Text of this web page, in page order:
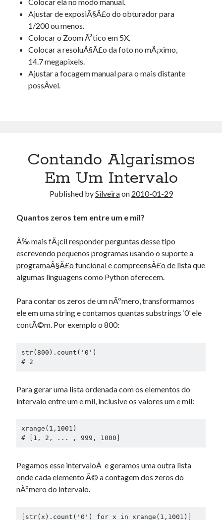
Ajustar de exposiÃ§Ã£o do obturador para
1/200 ou menos.
Colocar o Zoom Ã³tico em 5X.
Colocar a resoluÃ§Ã£o da foto no mÃ¡ximo,
14.7 megapixels.
Ajustar a focagem manual para o mais distante
possÃ­vel.
Contando Algarismos
Em Um Intervalo
Published bySilveiraon 2010-01-29
Quantos zeros tem entre um e mil?
Ã‰ mais fÃ¡cil responder perguntas desse tipo
escrevendo pequenos programas usando o suporte a
programaÃ§Ã£o funcionalecompreensÃ£o de listaque
algumas linguagens como Python oferecem.
Para contar os zeros de um nÃºmero, transformamos
ele em uma string e contamos quantas substrings ‘0’ ele
contÃ©m. Por exemplo o 800:
str(800).count('0')
# 2
Para gerar uma lista ordenada com os elementos do
intervalo entre um e mil, inclusive os valores um e mil:
xrange(1,1001)
# [1, 2, ... , 999, 1000]
Pegamos esse intervaloÂ e geramos uma outra lista
onde cada elemento Ã© a contagem dos zeros do
nÃºmero do intervalo.
[str(x).count('0') for x in xrange(1,1001)]